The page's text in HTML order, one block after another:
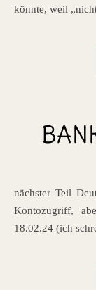
könnte, weil
nächster Teil Deutsche Bank wie war das… –ich habe vollen
Kontozugriff,
18.02.24 (ich